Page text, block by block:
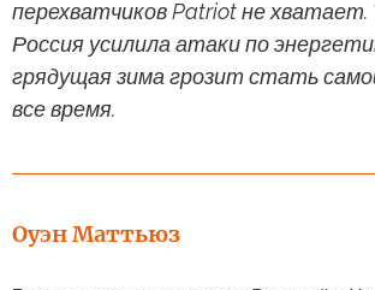
перехватчиков Patriot не
Россия усилила атаки по
грядущая зима грозит стать
все время.
Оуэн Маттьюз